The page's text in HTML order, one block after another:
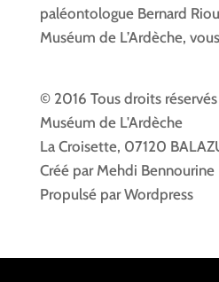
paléontologue Bernard
Muséum de L’Ardèche,
© 2016 Tous droits réservés
Muséum de L'Ardèche
La Croisette, 07120
Créé par Mehdi Bennourine
Propulsé par Wordpress